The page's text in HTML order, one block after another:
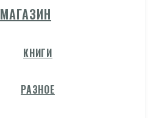
МАГАЗИН
КНИГИ
РАЗНОЕ